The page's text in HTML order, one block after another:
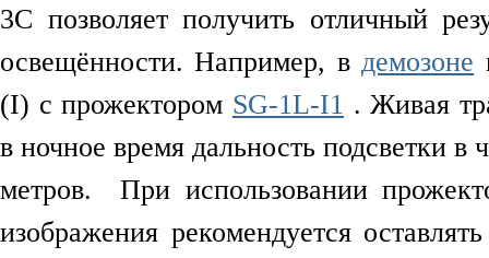
3C позволяет получить отличный
освещённости. Например, вдемозоне
(I) с прожектором SG-1L-I1 . Живая
в ночное время дальность подсветки в
метров. При использовании
изображения рекомендуется